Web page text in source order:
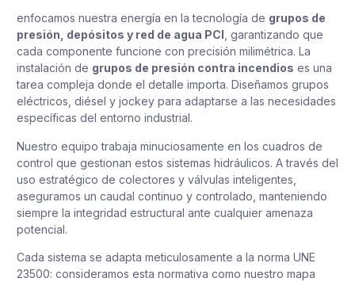
enfocamos nuestra energía en la tecnología de grupos de
presión, depósitos y red de agua PCI , garantizando que
cada componente funcione con precisión milimétrica. La
instalación de grupos de presión contra incendios es una
tarea compleja donde el detalle importa. Diseñamos grupos
eléctricos, diésel y jockey para adaptarse a las necesidades
específicas del entorno industrial.
Nuestro equipo trabaja minuciosamente en los cuadros de
control que gestionan estos sistemas hidráulicos. A través del
uso estratégico de colectores y válvulas inteligentes,
aseguramos un caudal continuo y controlado, manteniendo
siempre la integridad estructural ante cualquier amenaza
potencial.
Cada sistema se adapta meticulosamente a la norma UNE
23500: consideramos esta normativa como nuestro mapa